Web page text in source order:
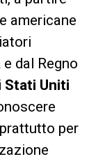
americane
e dal Regno
Stati Uniti
per